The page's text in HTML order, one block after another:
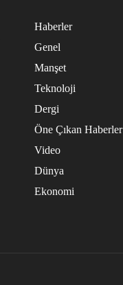
Haberler
Genel
Manşet
Teknoloji
Dergi
Öne Çıkan Haberler
Video
Dünya
Ekonomi